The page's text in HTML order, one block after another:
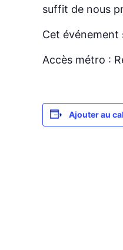
suffit de nous
Cet événement
Accès métro :
Ajouter au